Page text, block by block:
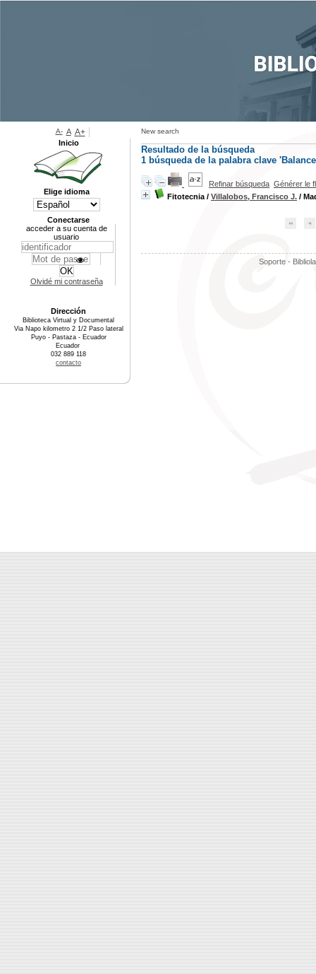
New search
Resultado de la búsqueda
1 búsqueda de la palabra clave
Refinar búsqueda Générer le
Fitotecnia / Villalobos, Francisco J. /
Soporte -
A- A A+
Inicio
Elige idioma
Conectarse
acceder a su cuenta de
usuario
Olvidé mi contraseña
Dirección
Biblioteca Virtual y Documental
Via Napo kilometro 2 1/2 Paso lateral
Puyo - Pastaza - Ecuador
Ecuador
032 889 118
contacto